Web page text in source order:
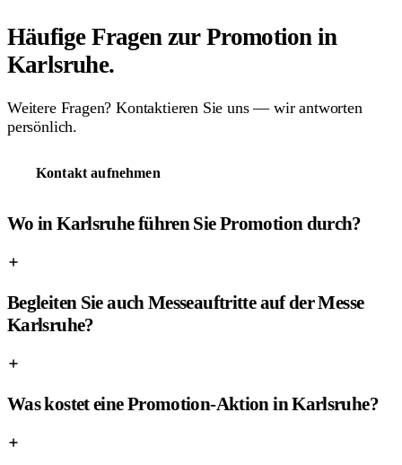
Häufige Fragen zur Promotion in
Karlsruhe.
Weitere Fragen? Kontaktieren Sie uns — wir antworten
persönlich.
Kontakt aufnehmen
Wo in Karlsruhe führen Sie Promotion durch?
Begleiten Sie auch Messeauftritte auf der Messe
Karlsruhe?
Was kostet eine Promotion-Aktion in Karlsruhe?